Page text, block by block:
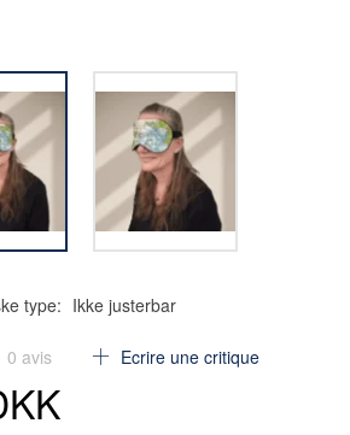
type: Ikke justerbar
0 avis Ecrire une critique